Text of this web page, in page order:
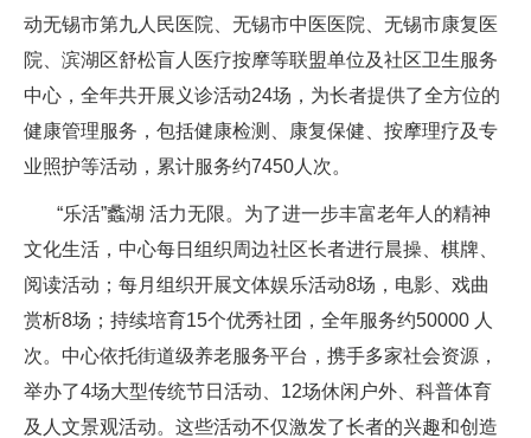
动无锡市第九人民医院、无锡市中医医院、无锡市康复医
院、滨湖区舒松盲人医疗按摩等联盟单位及社区卫生服务
中心，全年共开展义诊活动24场，为长者提供了全方位的
健康管理服务，包括健康检测、康复保健、按摩理疗及专
业照护等活动，累计服务约7450人次。
“乐活”蠡湖 活力无限。为了进一步丰富老年人的精神
文化生活，中心每日组织周边社区长者进行晨操、棋牌、
阅读活动；每月组织开展文体娱乐活动8场，电影、戏曲
赏析8场；持续培育15个优秀社团，全年服务约50000 人
次。中心依托街道级养老服务平台，携手多家社会资源，
举办了4场大型传统节日活动、12场休闲户外、科普体育
及人文景观活动。这些活动不仅激发了长者的兴趣和创造